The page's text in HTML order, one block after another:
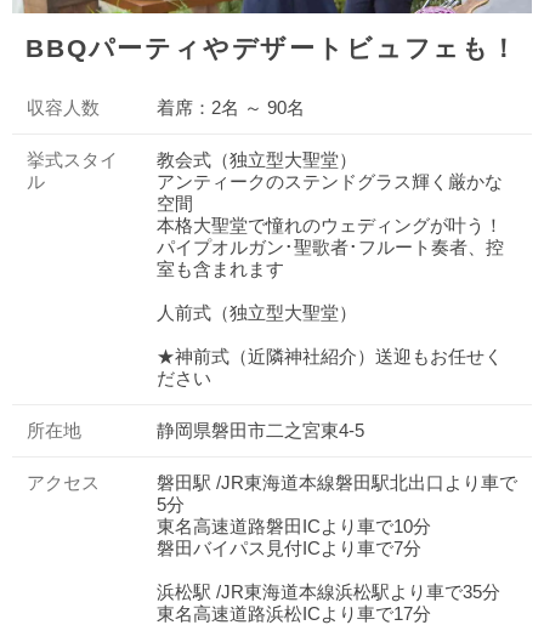
BBQパーティやデザートビュフェも！
収容人数 着席：2名 ～ 90名
挙式スタイ
ル
教会式（独立型大聖堂）
アンティークのステンドグラス輝く厳かな
空間
本格大聖堂で憧れのウェディングが叶う！
パイプオルガン･聖歌者･フルート奏者、控
室も含まれます
人前式（独立型大聖堂）
★神前式（近隣神社紹介）送迎もお任せく
ださい
所在地 静岡県磐田市二之宮東4-5
アクセス
磐田駅 /JR東海道本線磐田駅北出口より車で
5分
東名高速道路磐田ICより車で10分
磐田バイパス見付ICより車で7分
浜松駅 /JR東海道本線浜松駅より車で35分
東名高速道路浜松ICより車で17分